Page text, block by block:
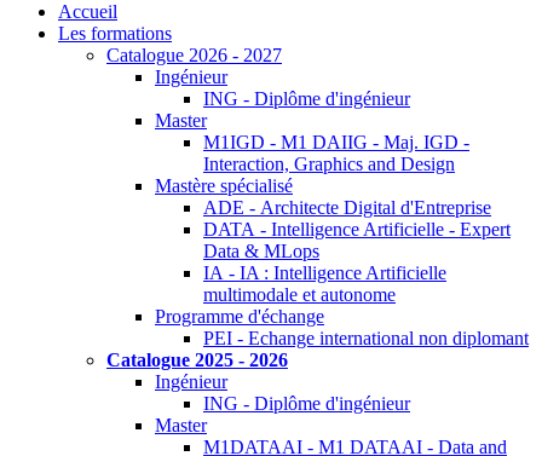
Accueil
Les formations
Catalogue 2026 - 2027
Ingénieur
ING - Diplôme d'ingénieur
Master
M1IGD - M1 DAIIG - Maj. IGD -
Interaction, Graphics and Design
Mastère spécialisé
ADE - Architecte Digital d'Entreprise
DATA - Intelligence Artificielle - Expert
Data & MLops
IA - IA : Intelligence Artificielle
multimodale et autonome
Programme d'échange
PEI - Echange international non diplomant
Catalogue 2025 - 2026
Ingénieur
ING - Diplôme d'ingénieur
Master
M1DATAAI - M1 DATAAI - Data and